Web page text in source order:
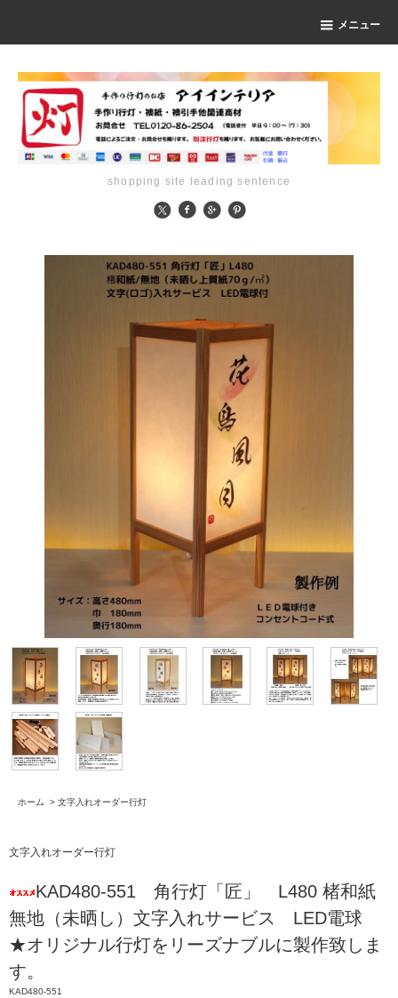
メニュー
shopping site leading sentence
ホーム > 文字入れオーダー行灯
文字入れオーダー行灯
KAD480-551 角行灯「匠」 L480 楮和紙
無地（未晒し）文字入れサービス LED電球
★オリジナル行灯をリーズナブルに製作致しま
す。
KAD480-551